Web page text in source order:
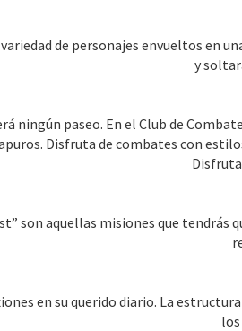
de personajes envueltos en
y
ningún paseo. En el Club de
Disfruta de combates con
son aquellas misiones que tendrás
en su querido diario. La